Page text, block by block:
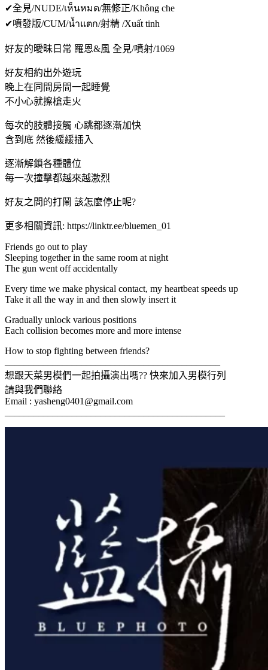
✔全見/NUDE/เห็นหมด/無修正/Không che
✔噴發版/CUM/น้ำแตก/射精 /Xuất tinh
好友的曖昧日常 羅恩&風 全見/噴射/1069
好友相約出外遊玩
晚上在同間房間一起睡覺
不小心就擦槍走火
每次的肢體接觸 心跳都逐漸加快
含到底 然後緩緩插入
逐漸解鎖各種體位
每一次撞擊都越來越激烈
好友之間的打鬧 該怎麼停止呢?
更多相關資訊: https://linktr.ee/bluemen_01
Friends go out to play
Sleeping together in the same room at night
The gun went off accidentally
Every time we make physical contact, my heartbeat speeds up
Take it all the way in and then slowly insert it
Gradually unlock various positions
Each collision becomes more and more intense
How to stop fighting between friends?
想跟天菜男模們一起拍攝演出嗎?? 快來加入男模行列
請與我們聯絡
Email : yasheng0401@gmail.com